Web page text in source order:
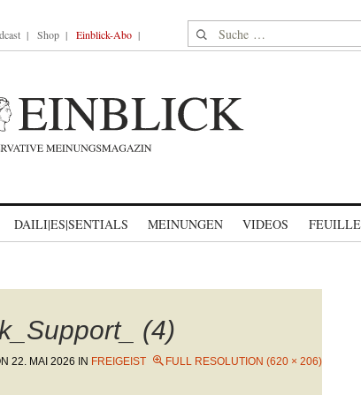
Shop Einblick-Abo Suche nach:
DAILI|ES|SENTIALS MEINUNGEN VIDEOS
(4)
22. MAI 2026 IN FREIGEIST FULL RESOLUTION (620 × 206)